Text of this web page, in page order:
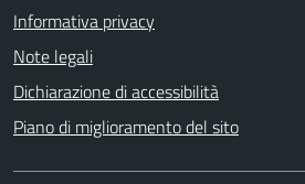
Informativa privacy
Note legali
Dichiarazione di accessibilità
Piano di miglioramento del sito